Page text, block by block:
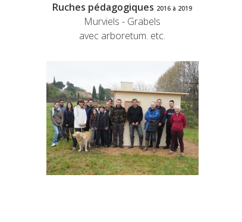
Ruches pédagogiques 2016 à 2019
Murviels - Grabels
avec arboretum. etc.